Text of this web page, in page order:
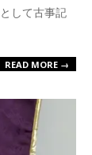
して古事記
READ MORE →